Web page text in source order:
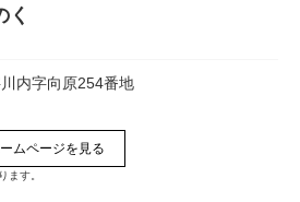
く
内字向原254番地
ます。
ムページを見る